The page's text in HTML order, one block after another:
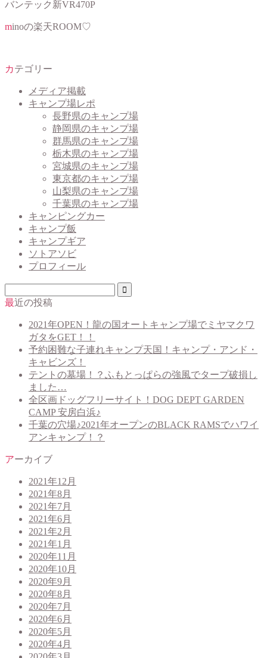
バンテック新VR470P
minoの楽天ROOM♡
カテゴリー
メディア掲載
キャンプ場レポ
長野県のキャンプ場
静岡県のキャンプ場
群馬県のキャンプ場
栃木県のキャンプ場
宮城県のキャンプ場
東京都のキャンプ場
山梨県のキャンプ場
千葉県のキャンプ場
キャンピングカー
キャンプ飯
キャンプギア
ソトアソビ
プロフィール
最近の投稿
2021年OPEN！龍の国オートキャンプ場でミヤマクワ
ガタをGET！！
予約困難な子連れキャンプ天国！キャンプ・アンド・
キャビンズ！
テントの墓場！？ふもとっぱらの強風でタープ破損し
ました…
全区画ドッグフリーサイト！DOG DEPT GARDEN
CAMP 安房白浜♪
千葉の穴場♪2021年オープンのBLACK RAMSでハワイ
アンキャンプ！？
アーカイブ
2021年12月
2021年8月
2021年7月
2021年6月
2021年2月
2021年1月
2020年11月
2020年10月
2020年9月
2020年8月
2020年7月
2020年6月
2020年5月
2020年4月